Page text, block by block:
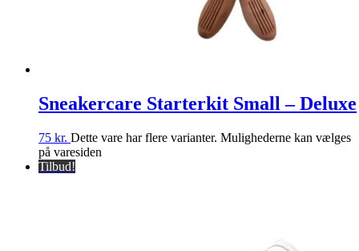
Sneakercare Starterkit Small – Deluxe
75 kr. Dette vare har flere varianter. Mulighederne kan vælges
på varesiden
Tilbud!